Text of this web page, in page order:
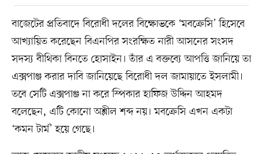
বাজেটের প্রতিবাদে বিরোধী দলের বিক্ষোভকে ‘মবক্রেসি’ হিসেবে
আখ্যায়িত করেছেন বিএনপির সংরক্ষিত নারী আসনের সংসদ
সদস্য বীথিকা বিনতে হোসাইন। তাঁর এ বক্তব্যে আপত্তি জানিয়ে তা
এক্সপাঞ্জ করার দাবি জানিয়েছে বিরোধী দল জামায়াতে ইসলামী।
তবে সেটি এক্সপাঞ্জ না করে স্পিকার হাফিজ উদ্দিন আহমদ
বলেছেন, এটি কোনো অশ্লীল শব্দ নয়। মবক্রেসি এখন একটা
‘কমন টার্ম’ হয়ে গেছে।